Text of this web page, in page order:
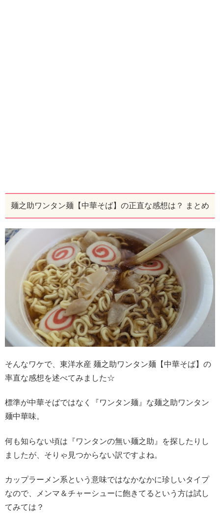
麺之助ワンタン麺【中華そば】の正直な感想は？ まとめ
そんなワケで、東洋水産 麺之助ワンタン麺【中華そば】の
率直な感想を述べてみました☆
標準が中華そばではなく『ワンタン麺』な麺之助ワンタン
麺中華味。
何も知らない頃は『ワンタンの無い麺之助』を探したりし
ましたが、そりゃ見つからない訳ですよね。
カップラーメン系という意味ではなかなかに珍しいタイプ
なので、メンマ＆チャーシューに飽きてるという方は試し
てみては？